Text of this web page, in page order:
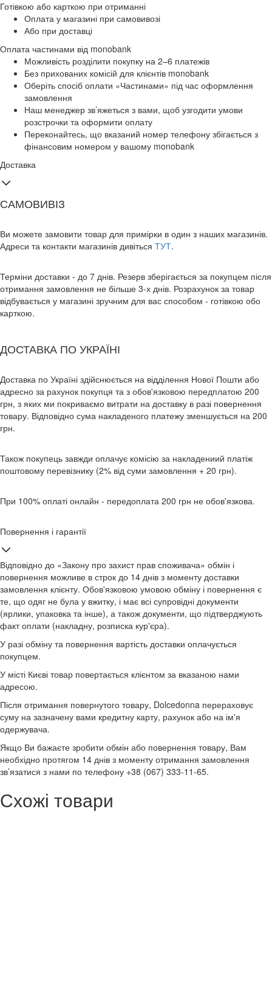
Готівкою або карткою при отриманні
Оплата у магазині при самовивозі
Або при доставці
Оплата частинами від monobank
Можливість розділити покупку на 2–6 платежів
Без прихованих комісій для клієнтів monobank
Оберіть спосіб оплати «Частинами» під час оформлення
замовлення
Наш менеджер зв’яжеться з вами, щоб узгодити умови
розстрочки та оформити оплату
Переконайтесь, що вказаний номер телефону збігається з
фінансовим номером у вашому monobank
Доставка
САМОВИВІЗ
Ви можете замовити товар для примірки в один з наших магазинів.
Адреси та контакти магазинів дивіться ТУТ.
Терміни доставки - до 7 днів. Резерв зберігається за покупцем після
отримання замовлення не більше 3-х днів. Розрахунок за товар
відбувається у магазині зручним для вас способом - готівкою обо
карткою.
ДОСТАВКА ПО УКРАЇНІ
Доставка по Україні здійснюється на відділення Нової Пошти або
адресно за рахунок покупця та з обов'язковою передплатою 200
грн, з яких ми покриваємо витрати на доставку в разі повернення
товару. Відповідно сума накладеного платежу зменшується на 200
грн.
Також покупець завжди оплачує комісію за накладениий платіж
поштовому перевізнику (2% від суми замовлення + 20 грн).
При 100% оплаті онлайн - передоплата 200 грн не обов'язкова.
Повернення і гарантії
Відповідно до «Закону про захист прав споживача» обмін і
повернення можливе в строк до 14 днів з моменту доставки
замовлення клієнту. Обов'язковою умовою обміну і повернення є
те, що одяг не була у вжитку, і має всі супровідні документи
(ярлики, упаковка та інше), а також документи, що підтверджують
факт оплати (накладну, розписка кур'єра).
У разі обміну та повернення вартість доставки оплачується
покупцем.
У місті Києві товар повертається клієнтом за вказаною нами
адресою.
Після отримання повернутого товару, Dolcedonna перераховує
суму на зазначену вами кредитну карту, рахунок або на ім'я
одержувача.
Якщо Ви бажаєте зробити обмін або повернення товару, Вам
необхідно протягом 14 днів з моменту отримання замовлення
зв’язатися з нами по телефону +38 (067) 333-11-65.
Схожі товари